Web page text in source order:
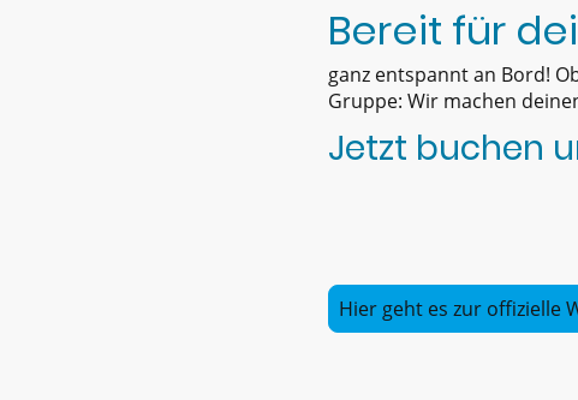
Bereit für
Jetzt buchen
ganz entspannt an Bord!
Gruppe: Wir machen
Hier geht es zur offizielle